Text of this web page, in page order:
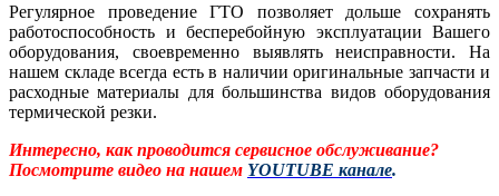
Регулярное проведение ГТО позволяет дольше сохранять
работоспособность и бесперебойную эксплуатации Вашего
оборудования, своевременно выявлять неисправности. На
нашем складе всегда есть в наличии оригинальные запчасти и
расходные материалы для большинства видов оборудования
термической резки.
Интересно, как проводится сервисное обслуживание?
Посмотрите видео на нашем YOUTUBE канале.